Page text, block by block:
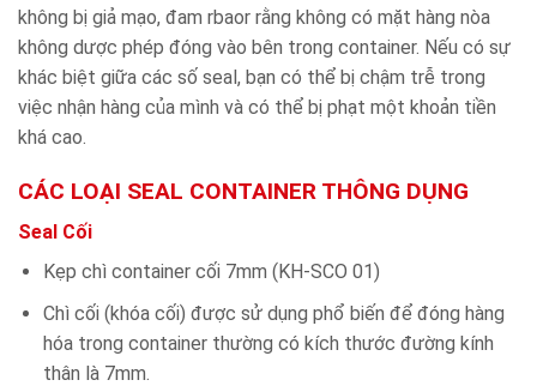
không bị giả mạo, đam rbaor rằng không có mặt hàng nòa
không dược phép đóng vào bên trong container. Nếu có sự
khác biệt giữa các số seal, bạn có thể bị chậm trễ trong
việc nhận hàng của mình và có thể bị phạt một khoản tiền
khá cao.
CÁC LOẠI SEAL CONTAINER THÔNG DỤNG
Seal Cối
Kẹp chì container cối 7mm (KH-SCO 01)
Chì cối (khóa cối) được sử dụng phổ biến để đóng hàng
hóa trong container thường có kích thước đường kính
thân là 7mm.